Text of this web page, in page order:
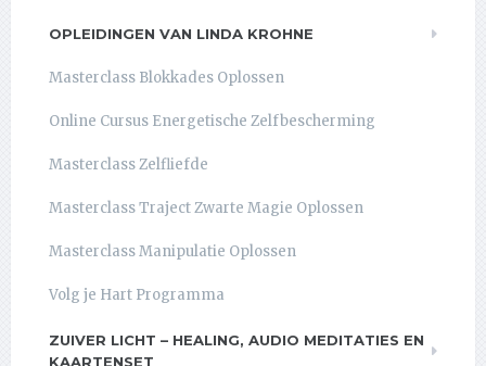
OPLEIDINGEN VAN LINDA KROHNE
Masterclass Blokkades Oplossen
Online Cursus Energetische Zelfbescherming
Masterclass Zelfliefde
Masterclass Traject Zwarte Magie Oplossen
Masterclass Manipulatie Oplossen
Volg je Hart Programma
ZUIVER LICHT – HEALING, AUDIO MEDITATIES EN
KAARTENSET